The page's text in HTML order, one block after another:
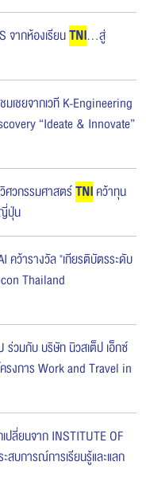
จากห้องเรียนTNI...สู่
มเชยจากเวที K-Engineering
“Ideate & Innovate”
ศวกรรมศาสตร์TNIคว้าทุน
ปุ่น
คว้ารางวัล "เกียรติบัตรระดับ
Thailand
ร่วมกับ บริษัท นิวสเต็ป เอ็กซ์
รงการ Work and Travel in
ปลี่ยนจาก INSTITUTE OF
สบการณ์การเรียนรู้และแลก